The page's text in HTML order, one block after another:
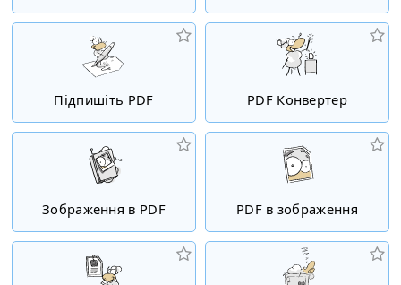
Підпишіть PDF PDF Конвертер
Зображення в PDF PDF в зображення